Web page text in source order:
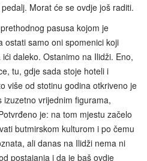
Morat će se ovdje još raditi.
pasusa kojom je
ostati samo oni spomenici koji
daleko. Ostanimo na Ilidži. Eno,
tu, gdje sada stoje hoteli i
više od stotinu godina otkriveno je
vrijednim figurama,
je: na tom mjestu začelo
butmirskom kulturom i po čemu
ali danas na Ilidži nema ni
postajanja i da je baš ovdje